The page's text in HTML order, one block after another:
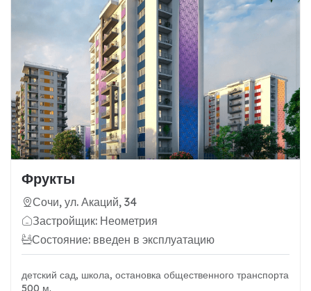
Фрукты
Сочи, ул. Акаций, 34
Застройщик: Неометрия
Состояние: введен в эксплуатацию
детский сад, школа, остановка общественного транспорта
500 м.